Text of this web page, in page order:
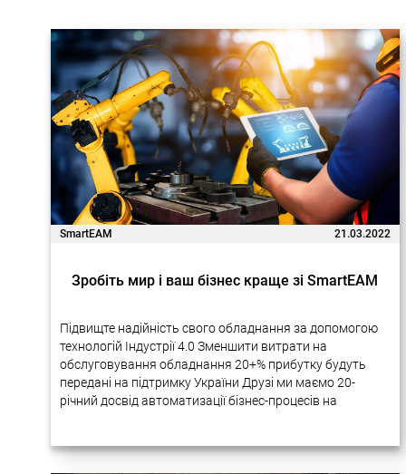
SmartEAM 21.03.2022
Зробіть мир і ваш бізнес краще зі SmartEAM
Підвищте надійність свого обладнання за допомогою
технологій Індустрії 4.0 Зменшити витрати на
обслуговування обладнання 20+% прибутку будуть
передані на підтримку України Друзі ми маємо 20-
річний досвід автоматизації бізнес-процесів на
в Україні….